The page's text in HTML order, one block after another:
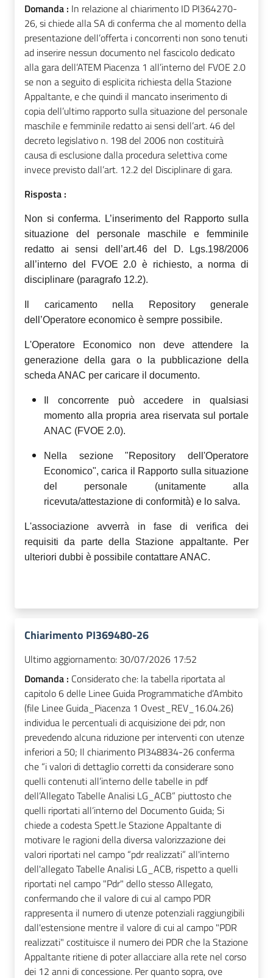
Domanda : In relazione al chiarimento ID PI364270-
26, si chiede alla SA di conferma che al momento della
presentazione dell’offerta i concorrenti non sono tenuti
ad inserire nessun documento nel fascicolo dedicato
alla gara dell’ATEM Piacenza 1 all’interno del FVOE 2.0
se non a seguito di esplicita richiesta della Stazione
Appaltante, e che quindi il mancato inserimento di
copia dell’ultimo rapporto sulla situazione del personale
maschile e femminile redatto ai sensi dell’art. 46 del
decreto legislativo n. 198 del 2006 non costituirà
causa di esclusione dalla procedura selettiva come
invece previsto dall’art. 12.2 del Disciplinare di gara.
Risposta :
Non si conferma. L’inserimento del Rapporto sulla
situazione del personale maschile e femminile
redatto ai sensi dell’art.46 del D. Lgs.198/2006
all’interno del FVOE 2.0 è richiesto, a norma di
disciplinare (paragrafo 12.2).
Il caricamento nella Repository generale
dell’Operatore economico è sempre possibile.
L'Operatore Economico non deve attendere la
generazione della gara o la pubblicazione della
scheda ANAC per caricare il documento.
Il concorrente può accedere in qualsiasi
momento alla propria area riservata sul portale
ANAC (FVOE 2.0).
Nella sezione "Repository dell'Operatore
Economico", carica il Rapporto sulla situazione
del personale (unitamente alla
ricevuta/attestazione di conformità) e lo salva.
L'associazione avverrà in fase di verifica dei
requisiti da parte della Stazione appaltante. Per
ulteriori dubbi è possibile contattare ANAC.
Chiarimento PI369480-26
Ultimo aggiornamento: 30/07/2026 17:52
Domanda : Considerato che: la tabella riportata al
capitolo 6 delle Linee Guida Programmatiche d’Ambito
(file Linee Guida_Piacenza 1 Ovest_REV_16.04.26)
individua le percentuali di acquisizione dei pdr, non
prevedendo alcuna riduzione per interventi con utenze
inferiori a 50; Il chiarimento PI348834-26 conferma
che “i valori di dettaglio corretti da considerare sono
quelli contenuti all’interno delle tabelle in pdf
dell’Allegato Tabelle Analisi LG_ACB” piuttosto che
quelli riportati all’interno del Documento Guida; Si
chiede a codesta Spett.le Stazione Appaltante di
motivare le ragioni della diversa valorizzazione dei
valori riportati nel campo “pdr realizzati” all'interno
dell'allegato Tabelle Analisi LG_ACB, rispetto a quelli
riportati nel campo "Pdr" dello stesso Allegato,
confermando che il valore di cui al campo PDR
rappresenta il numero di utenze potenziali raggiungibili
dall'estensione mentre il valore di cui al campo "PDR
realizzati" costituisce il numero dei PDR che la Stazione
Appaltante ritiene di poter allacciare alla rete nel corso
dei 12 anni di concessione. Per quanto sopra, ove